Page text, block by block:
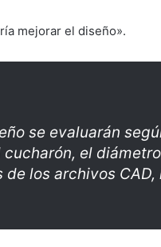
mejorar el diseño».
se evaluarán
el
los archivos